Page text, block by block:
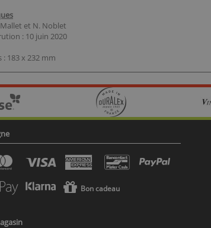
Mallet et N. Noblet
: 10 juin 2020
183 x 232 mm
Bon cadeau